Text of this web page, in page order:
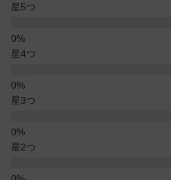
星5つ
星4つ
星3つ
星2つ